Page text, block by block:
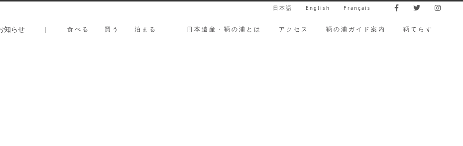
日本語 English Français
知らせ 食べる 買う 泊まる 日本遺産・鞆の浦とは アクセス 鞆の浦ガイド案内 鞆てらす